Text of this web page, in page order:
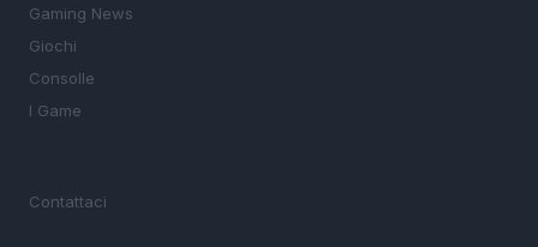
Gaming News
Giochi
Consolle
I Game
Contattaci